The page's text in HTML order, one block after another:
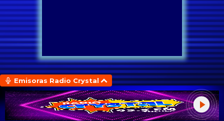
Emisoras Radio Crystal